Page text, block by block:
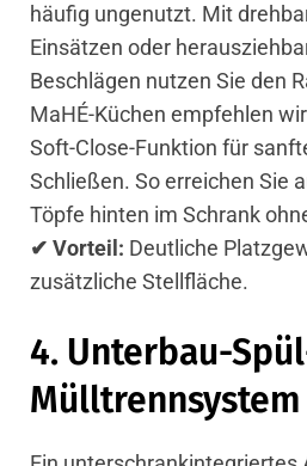
häufig ungenutzt. Mit
Einsätzen oder
Beschlägen nutzen Sie den
MaHÉ-Küchen empfehlen
Soft-Close-Funktion für
Schließen. So erreichen Sie
Töpfe hinten im Schrank
✔ Vorteil: Deutliche
zusätzliche Stellfläche.
4. Unterbau-
Mülltrennsystem